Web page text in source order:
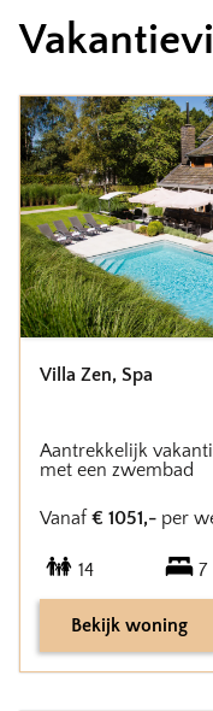
Villa Zen, Spa
Aantrekkelijk
met een zwembad
Vanaf € 1051,- per
14 7
Bekijk woning